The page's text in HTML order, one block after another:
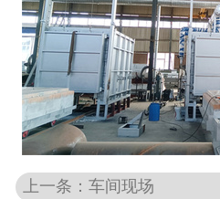
上一条：车间现场